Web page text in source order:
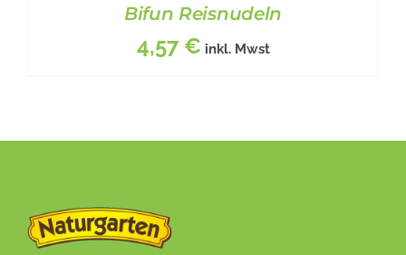
BESCHREIBUNG
Bifun Reisnudeln
4,57 € inkl. Mwst